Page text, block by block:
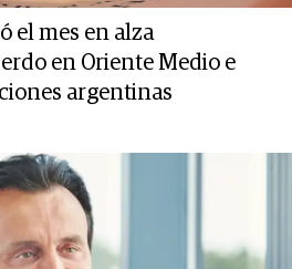
el mes en alza
en Oriente Medio e
argentinas